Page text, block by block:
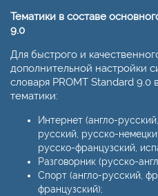
Тематики в составе
9.0
Для быстрого и
дополнительной настройки
словаря PROMT Standard
тематики:
Интернет (англо-
русский, русско-
русско-французский,
Разговорник (русско-
Спорт (англо-русский,
французский);